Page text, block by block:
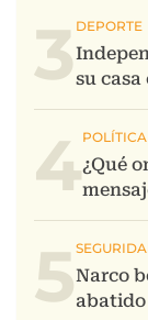
3
4
5